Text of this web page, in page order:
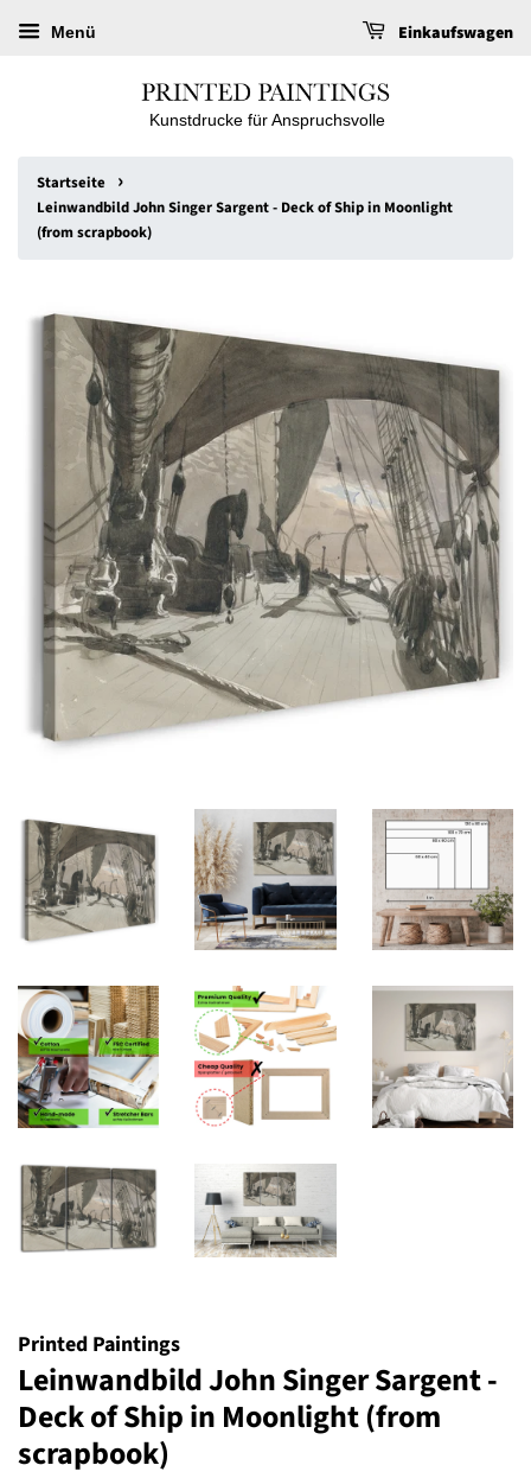
Menü Einkaufswagen
Kunstdrucke für Anspruchsvolle
Startseite ›
Leinwandbild John Singer Sargent - Deck of Ship in Moonlight
(from scrapbook)
Printed Paintings
Leinwandbild John Singer Sargent -
Deck of Ship in Moonlight (from
scrapbook)